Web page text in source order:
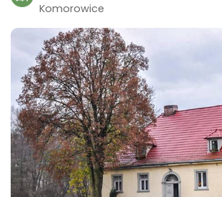
Komorowice